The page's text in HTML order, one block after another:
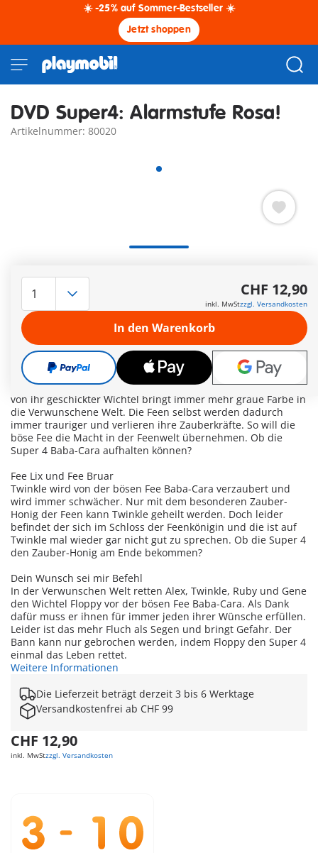
☀️ -25% auf Sommer-Bestseller ☀️
Jetzt shoppen
DVD Super4: Alarmstufe Rosa!
Artikelnummer: 80020
Twinkles Zauberstab ist zerbrochen. Zum Glück findet sie
Hilfe bei der Großfee. Diese macht sich auf den Weg in den
Zauberwald, um Twinkle einen neuen Zauberstab zu holen.
Während ihrer Abwesenheit soll Twinkle auf ein Zauberbuch
aufpassen – doch ein Drache bringt es in seinen Besitz.
Können die Super 4 es zurückbringen?
Schwarzmalerei
Die böse Fee Baba-Cara treibt mal wieder ihr Unwesen. Ein
von ihr geschickter Wichtel bringt immer mehr graue Farbe in
die Verwunschene Welt. Die Feen selbst werden dadurch
immer trauriger und verlieren ihre Zauberkräfte. So will die
böse Fee die Macht in der Feenwelt übernehmen. Ob die
Super 4 Baba-Cara aufhalten können?
Fee Lix und Fee Bruar
Twinkle wird von der bösen Fee Baba-Cara verzaubert und
wird immer schwächer. Nur mit dem besonderen Zauber-
Honig der Feen kann Twinkle geheilt werden. Doch leider
befindet der sich im Schloss der Feenkönigin und die ist auf
Twinkle mal wieder gar nicht gut zu sprechen. Ob die Super 4
den Zauber-Honig am Ende bekommen?
Dein Wunsch sei mir Befehl
In der Verwunschen Welt retten Alex, Twinkle, Ruby und Gene
den Wichtel Floppy vor der bösen Fee Baba-Cara. Als Dank
dafür muss er ihnen für immer jeden ihrer Wünsche erfüllen.
Leider ist das mehr Fluch als Segen und bringt Gefahr. Der
Bann kann nur gebrochen werden, indem Floppy den Super 4
einmal das Leben rettet.
Weitere Informationen
Die Lieferzeit beträgt derzeit 3 bis 6 Werktage
Versandkostenfrei ab CHF 99
CHF 12,90
inkl. MwStzzgl. Versandkosten
CHF 12,90
inkl. MwStzzgl. Versandkosten
In den Warenkorb